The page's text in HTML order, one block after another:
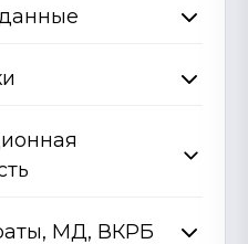
МД, ВКРБ